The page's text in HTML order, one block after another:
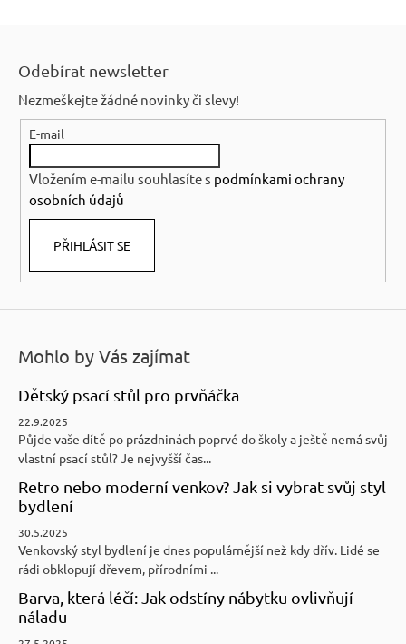
Odebírat newsletter
Nezmeškejte žádné novinky či slevy!
E-mail
Vložením e-mailu souhlasíte s podmínkami ochrany
osobních údajů
PŘIHLÁSIT SE
Mohlo by Vás zajímat
Dětský psací stůl pro prvňáčka
22.9.2025
Půjde vaše dítě po prázdninách poprvé do školy a ještě nemá svůj
vlastní psací stůl? Je nejvyšší čas...
Retro nebo moderní venkov? Jak si vybrat svůj styl
bydlení
30.5.2025
Venkovský styl bydlení je dnes populárnější než kdy dřív. Lidé se
rádi obklopují dřevem, přírodními ...
Barva, která léčí: Jak odstíny nábytku ovlivňují
náladu